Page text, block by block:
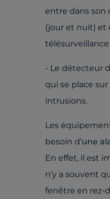
entre dans son
(jour et nuit) et
télésurveillance
- Le détecteur
qui se place
intrusions.
Les
besoin d’une
En effet, il est
n’y a souvent
fenêtre en rez-